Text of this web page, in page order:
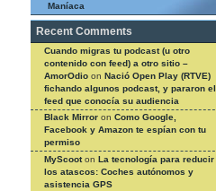
Maníaca
Recent Comments
Cuando migras tu podcast (u otro
contenido con feed) a otro sitio –
AmorOdio on Nació Open Play (RTVE)
fichando algunos podcast, y pararon el
feed que conocía su audiencia
Black Mirror on Como Google,
Facebook y Amazon te espían con tu
permiso
MyScooton La tecnología para reducir
los atascos: Coches autónomos y
asistencia GPS